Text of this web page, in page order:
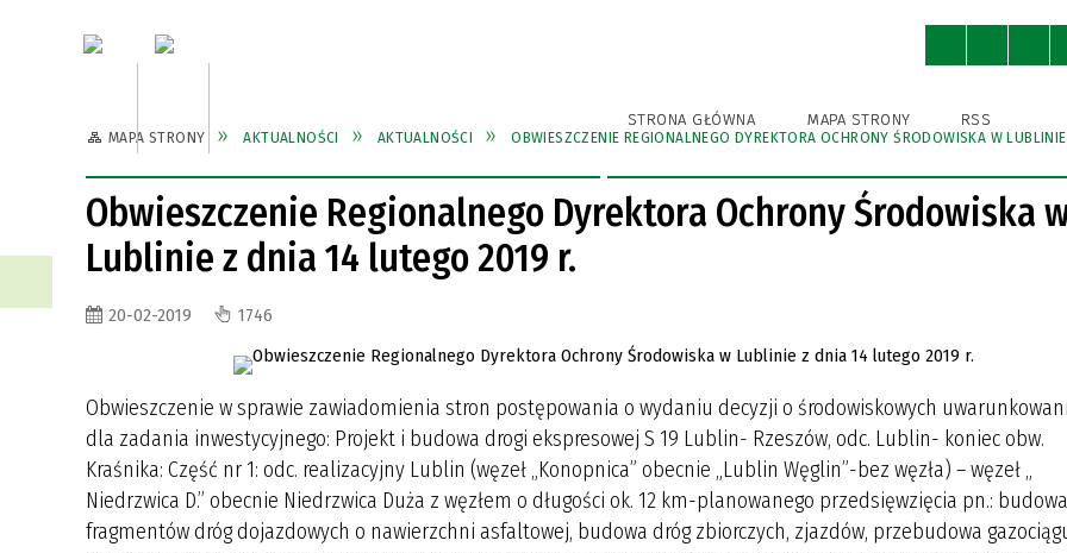
STRONA GŁÓWNA MAPA STRONY RSS
WŁADZE GMINY PRACOWNICY URZĘDU STRUKTURA URZĘDU
INWESTYCJE ZAMÓWIENIA PUBLICZNE POBIERZ
DIGITALIZACJA ZESZYTÓW
NIEDRZWICKICH, INNYCH
PUBLIKACJI: DRUKÓW ULOTNYCH,
FOTOGRAFII TOWARZYSTWA
PRZYJACIÓŁ ZIEMI
NIEDRZWICKIEJ ZA OKRES
GMINNA BIBLIOTEKA PUBLICZNA
GMINNY OŚRODEK
SPORTU I REKREACJI
DIGITALIZACJA ZESZYTÓW
NIEDRZWICKICH, INNYCH
PUBLIKACJI: DRUKÓW ULOTNYCH,
FOTOGRAFII TOWARZYSTWA
PRZYJACIÓŁ ZIEMI
NIEDRZWICKIEJ ZA OKRES
GMINNA BIBLIOTEKA PUBLICZNA
GMINNY OŚRODEK
SPORTU I REKREACJI
ZABYTKI GMINNA EWIDENCJA ZABYTKÓW IZBA TRADYCJI
CMENTARZE
SZLAKI ROWEROWE I TRASY
TURYSTYCZNE
NIEDRZWICKIE PRODUKTY
WALORY PRZYRODNICZE
GKS ORION KS HEKSA
GMINNA AKADEMIA
NIEDRZWICA DUŻA
KRĘŻNICA JARA)
MAPA STRONY AKTUALNOŚCI AKTUALNOŚCI OBWIESZCZENIE REGIONALNEGO DYREKTORA OCHRONY ŚRODOWISKA W
Obwieszczenie Regionalnego Dyrektora Ochrony Środowiska
Lublinie z dnia 14 lutego 2019 r.
20-02-2019 1746
Obwieszczenie w sprawie zawiadomienia stron postępowania o wydaniu decyzji o środowiskowych
dla zadania inwestycyjnego: Projekt i budowa drogi ekspresowej S 19 Lublin- Rzeszów, odc. Lublin- koniec obw.
Kraśnika: Część nr 1: odc. realizacyjny Lublin (węzeł „Konopnica” obecnie „Lublin Węglin”-bez węzła) – węzeł „
Niedrzwica D.” obecnie Niedrzwica Duża z węzłem o długości ok. 12 km-planowanego przedsięwzięcia pn.: budowa
fragmentów dróg dojazdowych o nawierzchni asfaltowej, budowa dróg zbiorczych, zjazdów, przebudowa